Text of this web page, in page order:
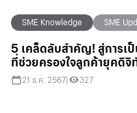
SME Knowledge SME
5 เคล็ดลับสำคัญ! สู่การเ
ที่ช่วยครองใจลูกค้ายุคดิจิ
21 ธ.ค. 2567 327